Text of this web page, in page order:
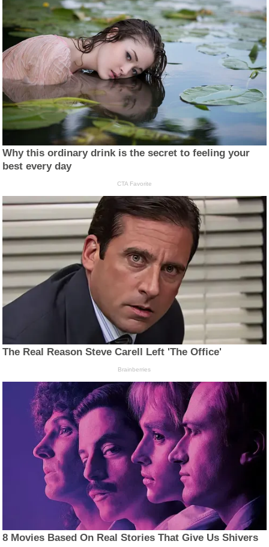
Why this ordinary drink is the secret to feeling your
best every day
CTA Favorite
The Real Reason Steve Carell Left 'The Office'
Brainberries
8 Movies Based On Real Stories That Give Us Shivers